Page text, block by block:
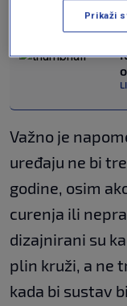
duže bez
Važno je
uređaju ne bi
godine, osim
curenja ili
dizajnirani su
plin kruži, a ne
kada bi sustav
Prikaži